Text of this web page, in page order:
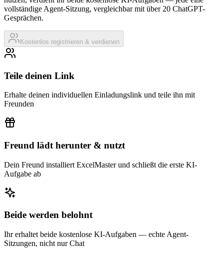
vollständige Agent-Sitzung, vergleichbar mit über 20 ChatGPT-
Gesprächen.
Kostenlos registrieren & verdienen
Teile deinen Link
Erhalte deinen individuellen Einladungslink und teile ihn mit
Freunden
Freund lädt herunter & nutzt
Dein Freund installiert ExcelMaster und schließt die erste KI-
Aufgabe ab
Beide werden belohnt
Ihr erhaltet beide kostenlose KI-Aufgaben — echte Agent-
Sitzungen, nicht nur Chat